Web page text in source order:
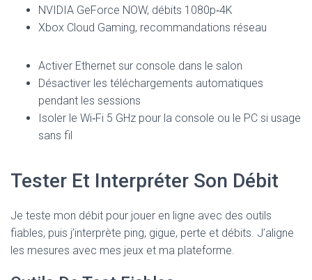
NVIDIA GeForce NOW, débits 1080p‑4K
Xbox Cloud Gaming, recommandations réseau
Activer Ethernet sur console dans le salon
Désactiver les téléchargements automatiques
pendant les sessions
Isoler le Wi‑Fi 5 GHz pour la console ou le PC si usage
sans fil
Tester Et Interpréter Son Débit
Je teste mon débit pour jouer en ligne avec des outils
fiables, puis j’interprète ping, gigue, perte et débits. J’aligne
les mesures avec mes jeux et ma plateforme.